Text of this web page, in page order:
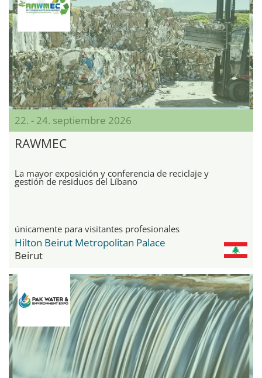
22. - 24. septiembre 2026
RAWMEC
La mayor exposición y conferencia de reciclaje y
gestión de residuos del Líbano
únicamente para visitantes profesionales
Hilton Beirut Metropolitan Palace
Beirut